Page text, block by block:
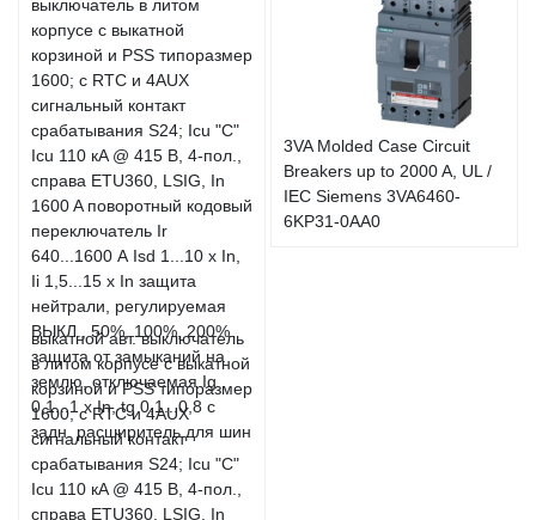
выкатной авт. выключатель
в литом корпусе с выкатной
корзиной и PSS типоразмер
1600; с RTC и 4AUX
сигнальный контакт
срабатывания S24; Icu "C"
Icu 110 кA @ 415 В, 4-пол.,
справа ETU360, LSIG, In
3VA Molded Case Circuit
Breakers up to 2000 A, UL /
IEC Siemens 3VA6460-
6KP31-0AA0